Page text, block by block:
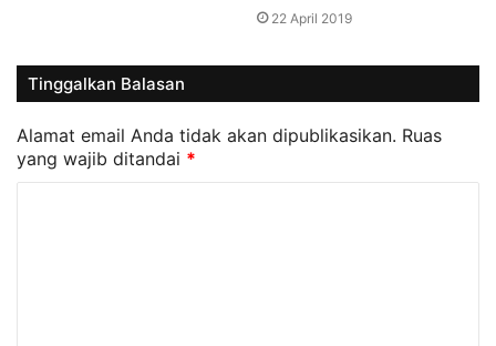
22 April 2019
Tinggalkan Balasan
Alamat email Anda tidak akan dipublikasikan. Ruas
yang wajib ditandai *